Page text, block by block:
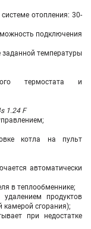
отопления: 30-
подключения
заданной температуры
термостата и
1.24 F
котла на пульт
автоматически
в теплообменнике;
продуктов
камерой сгорания);
при недостатке